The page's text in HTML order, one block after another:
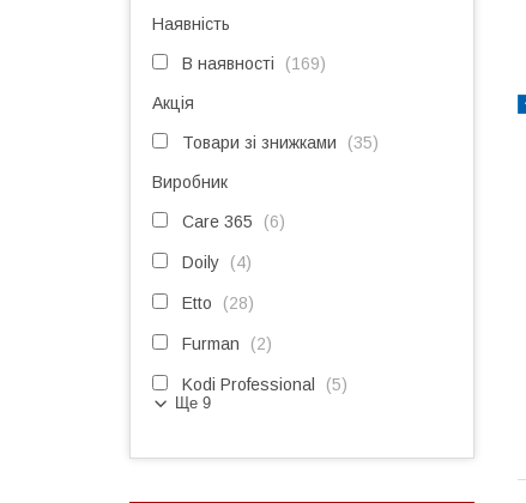
Наявність
В наявності 169
Акція
Товари зі знижками 35
Виробник
Care 365 6
Doily 4
Etto 28
Furman 2
Kodi Professional 5
Ще 9